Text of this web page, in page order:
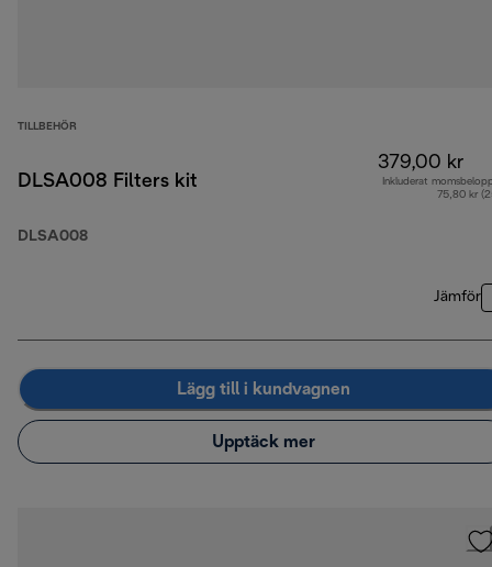
TILLBEHÖR
DLSA008 Filters kit
DLSA008
379,00 kr
Inkluderat
75,80 kr
Jämför
Lägg till i kundvagnen
Upptäck mer